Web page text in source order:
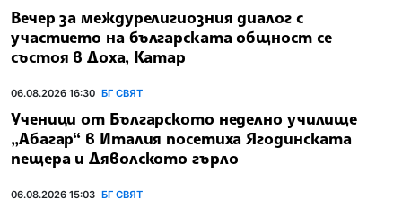
Вечер за междурелигиозния диалог с
участието на българската общност се
състоя в Доха, Катар
06.08.2026 16:30 БГ СВЯТ
Ученици от Българското неделно училище
„Абагар“ в Италия посетиха Ягодинската
пещера и Дяволското гърло
06.08.2026 15:03 БГ СВЯТ